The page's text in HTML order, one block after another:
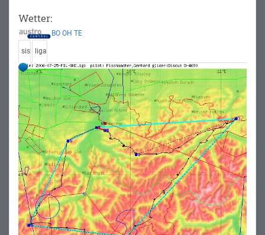
Wetter:
BO OH TE
sis liga